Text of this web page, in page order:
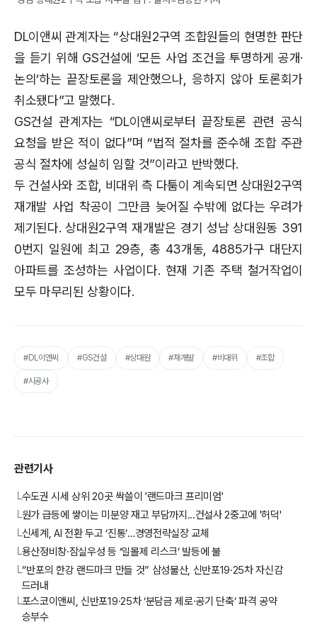
DL이앤씨 관계자는 “상대원2구역 조합원들의 현명한 판단
을 듣기 위해 GS건설에 ‘모든 사업 조건을 투명하게 공개·
논의’하는 끝장토론을 제안했으나, 응하지 않아 토론회가
취소됐다”고 말했다.
GS건설 관계자는 “DL이앤씨로부터 끝장토론 관련 공식
요청을 받은 적이 없다”며 “법적 절차를 준수해 조합 주관
공식 절차에 성실히 임할 것”이라고 반박했다.
두 건설사와 조합, 비대위 측 다툼이 계속되면 상대원2구역
재개발 사업 착공이 그만큼 늦어질 수밖에 없다는 우려가
제기된다. 상대원2구역 재개발은 경기 성남 상대원동 391
0번지 일원에 최고 29층, 총 43개동, 4885가구 대단지
아파트를 조성하는 사업이다. 현재 기존 주택 철거작업이
모두 마무리된 상황이다.
#DL이앤씨 #GS건설 #상대원 #재개발 #비대위 #조합
#시공사
관련기사
└수도권 시세 상위 20곳 싹쓸이 '랜드마크 프리미엄'
└원가 급등에 쌓이는 미분양 재고 부담까지...건설사 2중고에 '허덕'
└신세계, AI 전환 두고 ‘진통’…경영전략실장 교체
└용산정비창·잠실우성 등 ‘일몰제 리스크’ 발등에 불
└“반포의 한강 랜드마크 만들 것” 삼성물산, 신반포19·25차 자신감
드러내
└포스코이앤씨, 신반포19·25차 ‘분담금 제로·공기 단축’ 파격 공약
승부수